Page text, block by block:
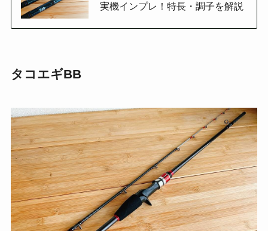
実機インプレ！特長・調子を解説
タコエギBB